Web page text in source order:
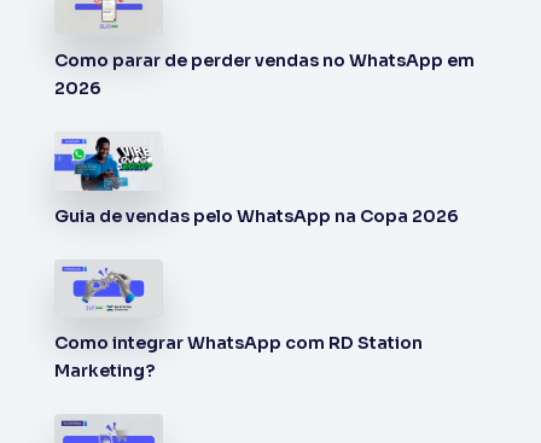
Como parar de perder vendas no WhatsApp em
2026
Guia de vendas pelo WhatsApp na Copa 2026
Como integrar WhatsApp com RD Station
Marketing?